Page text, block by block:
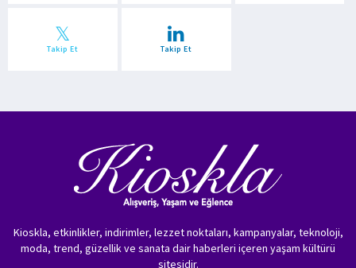
Takip Et Takip Et
Kioskla, etkinlikler, indirimler, lezzet noktaları, kampanyalar, teknoloji,
moda, trend, güzellik ve sanata dair haberleri içeren yaşam kültürü
sitesidir.